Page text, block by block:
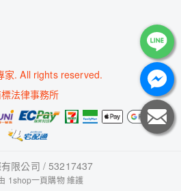
家. All rights reserved.
法律事務所
限公司 / 53217437
1shop一頁購物維護